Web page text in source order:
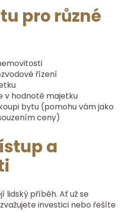
pro různé
řízení
v hodnotě majetku
bytu (pomohu vám jako
ceny)
a
lidský příběh. Ať už se
investici nebo řešíte